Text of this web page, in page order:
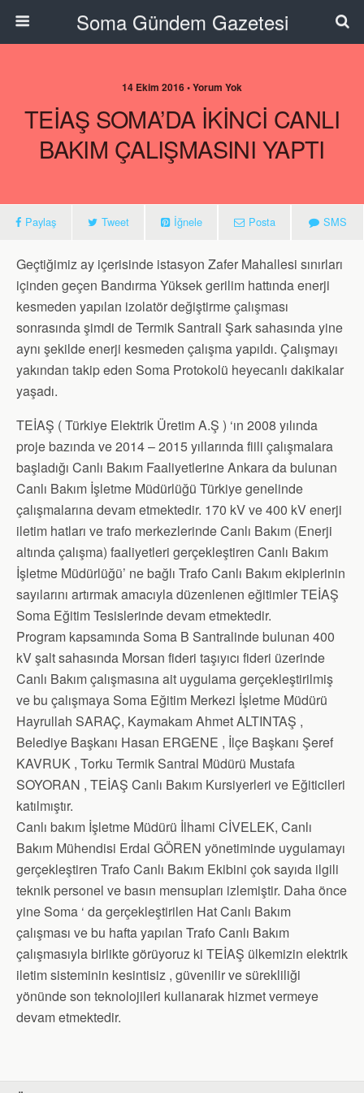
Soma Gündem Gazetesi
14 Ekim 2016 • Yorum Yok
TEİAŞ SOMA’DA İKİNCİ CANLI
BAKIM ÇALIŞMASINI YAPTI
Paylaş Tweet İğnele Posta SMS
Geçtiğimiz ay içerisinde istasyon Zafer Mahallesi sınırları
içinden geçen Bandırma Yüksek gerilim hattında enerji
kesmeden yapılan izolatör değiştirme çalışması
sonrasında şimdi de Termik Santrali Şark sahasında yine
aynı şekilde enerji kesmeden çalışma yapıldı. Çalışmayı
yakından takip eden Soma Protokolü heyecanlı dakikalar
yaşadı.
TEİAŞ ( Türkiye Elektrik Üretim A.Ş ) ‘ın 2008 yılında
proje bazında ve 2014 – 2015 yıllarında fiili çalışmalara
başladığı Canlı Bakım Faaliyetlerine Ankara da bulunan
Canlı Bakım İşletme Müdürlüğü Türkiye genelinde
çalışmalarına devam etmektedir. 170 kV ve 400 kV enerji
iletim hatları ve trafo merkezlerinde Canlı Bakım (Enerji
altında çalışma) faaliyetleri gerçekleştiren Canlı Bakım
İşletme Müdürlüğü’ ne bağlı Trafo Canlı Bakım ekiplerinin
sayılarını artırmak amacıyla düzenlenen eğitimler TEİAŞ
Soma Eğitim Tesislerinde devam etmektedir.
Program kapsamında Soma B Santralinde bulunan 400
kV şalt sahasında Morsan fideri taşıyıcı fideri üzerinde
Canlı Bakım çalışmasına ait uygulama gerçekleştirilmiş
ve bu çalışmaya Soma Eğitim Merkezi İşletme Müdürü
Hayrullah SARAÇ, Kaymakam Ahmet ALTINTAŞ ,
Belediye Başkanı Hasan ERGENE , İlçe Başkanı Şeref
KAVRUK , Torku Termik Santral Müdürü Mustafa
SOYORAN , TEİAŞ Canlı Bakım Kursiyerleri ve Eğiticileri
katılmıştır.
Canlı bakım İşletme Müdürü İlhami CİVELEK, Canlı
Bakım Mühendisi Erdal GÖREN yönetiminde uygulamayı
gerçekleştiren Trafo Canlı Bakım Ekibini çok sayıda ilgili
teknik personel ve basın mensupları izlemiştir. Daha önce
yine Soma ‘ da gerçekleştirilen Hat Canlı Bakım
çalışması ve bu hafta yapılan Trafo Canlı Bakım
çalışmasıyla birlikte görüyoruz ki TEİAŞ ülkemizin elektrik
iletim sisteminin kesintisiz , güvenilir ve sürekliliği
yönünde son teknolojileri kullanarak hizmet vermeye
devam etmektedir.